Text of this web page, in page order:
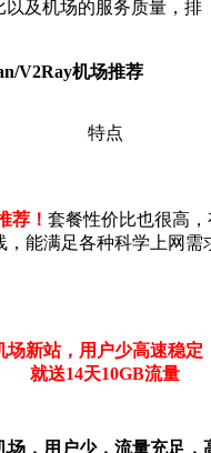
及机场的服务质量，排
V2Ray机场推荐
特点
荐！ 套餐性价比也很高，
，能满足各种科学上网需
场新站，用户少高速稳定
就送14天10GB流量
场，用户少，流量充足，